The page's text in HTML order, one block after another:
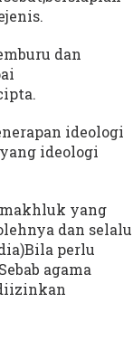
dan
ideologi
ideologi
makhluk yang
dan selalu
perlu
agama